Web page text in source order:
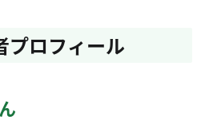
プロフィール